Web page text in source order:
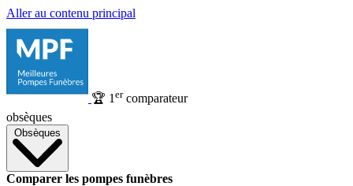
Aller au contenu principal
🏆 1 ercomparateur
obsèques
Obsèques
Comparer les pompes funèbres